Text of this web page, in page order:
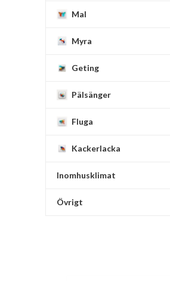
Mal
Myra
Geting
Pälsänger
Fluga
Kackerlacka
Inomhusklimat
Övrigt